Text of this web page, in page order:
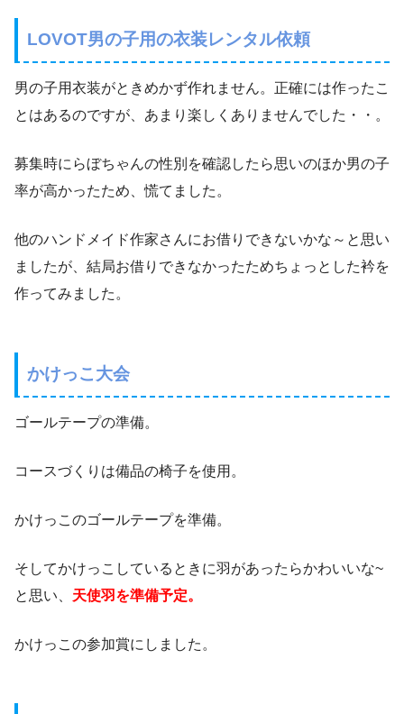
LOVOT男の子用の衣装レンタル依頼
男の子用衣装がときめかず作れません。正確には作ったこ
とはあるのですが、あまり楽しくありませんでした・・。
募集時にらぼちゃんの性別を確認したら思いのほか男の子
率が高かったため、慌てました。
他のハンドメイド作家さんにお借りできないかな～と思い
ましたが、結局お借りできなかったためちょっとした衿を
作ってみました。
かけっこ大会
ゴールテープの準備。
コースづくりは備品の椅子を使用。
かけっこのゴールテープを準備。
そしてかけっこしているときに羽があったらかわいいな~
と思い、 天使羽を準備予定。
かけっこの参加賞にしました。